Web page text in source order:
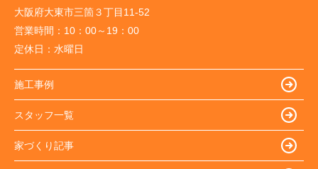
大阪府大東市三箇３丁目11-52
営業時間： 10：00～19：00
定休日： 水曜日
施工事例
スタッフ一覧
家づくり記事